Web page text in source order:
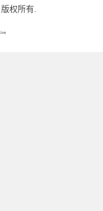
版权所有.